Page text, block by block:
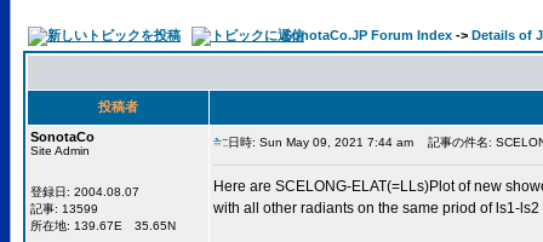
SonotaCo.JP Forum Index -> Details of
投稿者
SonotaCo
Site Admin
登録日: 2004.08.07
記事: 13599
所在地: 139.67E 35.65N
日時: Sun May 09, 2021 7:44 am 記事の件名:
Here are SCELONG-ELAT(=LLs)Plot of new
with all other radiants on the same priod of ls1-ls2